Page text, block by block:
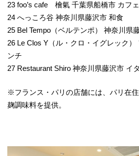
23 foo’s cafe 檜氣 千葉県船橋市 カフェ
24 へっころ谷 神奈川県藤沢市 和食
25 Bel Tempo（ベルテンポ） 神奈川県
26 Le Clos Y（ル・クロ・イグレック
ンチ
27 Restaurant Shiro 神奈川県藤沢市 イ
※フランス・パリの店舗には、パリ在
麹調味料を提供。